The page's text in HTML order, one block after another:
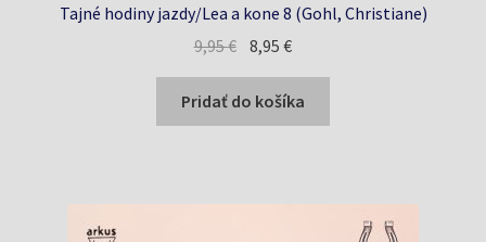
Tajné hodiny jazdy/Lea a kone 8 (Gohl, Christiane)
9,95€ Pôvodná
cena
bola:
9,95 €.
8,95€Aktuálna
cena
je:
8,95 €.
Pridať do košíka